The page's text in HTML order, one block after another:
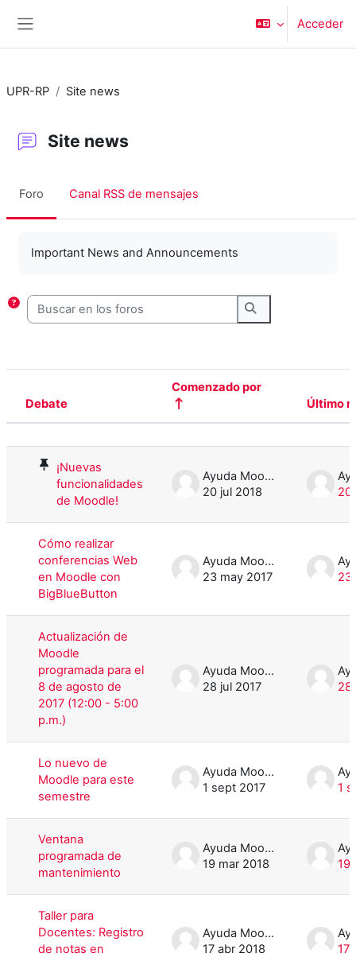
Acceder
UPR-RP Site news
Site news
Foro Canal RSS de mensajes
Important News and Announcements
Buscar en los foros
Buscar en los
Estado
Debate
Comenzado por
Último
¡Nuevas
funcionalidades
de Moodle!
Ayuda Moodle
20 jul 2018
20
Cómo realizar
conferencias Web
en Moodle con
BigBlueButton
Ayuda Moodle
23 may 2017
23
Actualización de
Moodle
programada para el
8 de agosto de
2017 (12:00 - 5:00
p.m.)
Ayuda Moodle
28 jul 2017
28
Lo nuevo de
Moodle para este
semestre
Ayuda Moodle
1 sept 2017
1
Ventana
programada de
mantenimiento
Ayuda Moodle
19 mar 2018
19
Taller para
Docentes: Registro
de notas en
Ayuda Moodle
17 abr 2018
17